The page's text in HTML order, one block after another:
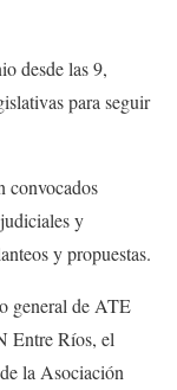
desde las 9,
para seguir
convocados
y
y propuestas.
general de ATE
Entre Ríos, el
la Asociación